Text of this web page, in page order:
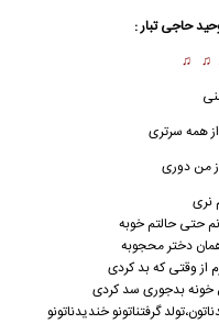
حاجی تبار:
♫ ♫
همه سرتری
من دوری
نری
حتی حالتم خوبه
همان دختر محجوبه
از وقتی که بد کردی
بدجوری سد کردی
گرفتناتونو خندیدناتونو